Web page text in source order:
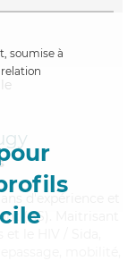
soumise à
d'expérience et
(AS). Maitrisant